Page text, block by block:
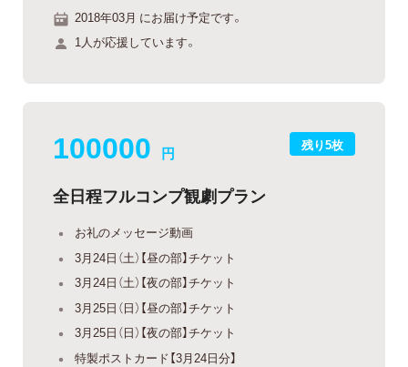
2018年03月 にお届け予定です。
1人が応援しています。
残り5枚
100000 円
全日程フルコンプ観劇プラン
お礼のメッセージ動画
3月24日（土）【昼の部】チケット
3月24日（土）【夜の部】チケット
3月25日（日）【昼の部】チケット
3月25日（日）【夜の部】チケット
特製ポストカード【3月24日分】